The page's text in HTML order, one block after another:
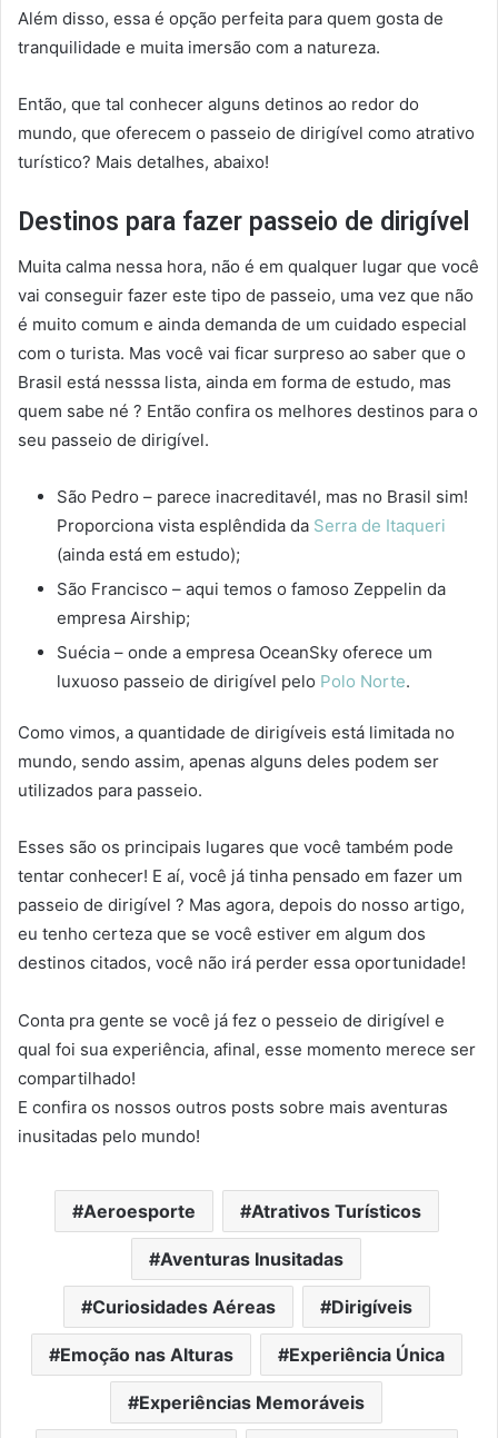
Além disso, essa é opção perfeita para quem gosta de
tranquilidade e muita imersão com a natureza.
Então, que tal conhecer alguns detinos ao redor do
mundo, que oferecem o passeio de dirigível como atrativo
turístico? Mais detalhes, abaixo!
Destinos para fazer passeio de dirigível
Muita calma nessa hora, não é em qualquer lugar que você
vai conseguir fazer este tipo de passeio, uma vez que não
é muito comum e ainda demanda de um cuidado especial
com o turista. Mas você vai ficar surpreso ao saber que o
Brasil está nesssa lista, ainda em forma de estudo, mas
quem sabe né ? Então confira os melhores destinos para o
seu passeio de dirigível.
São Pedro – parece inacreditavél, mas no Brasil sim!
Proporciona vista esplêndida da Serra de Itaqueri
(ainda está em estudo);
São Francisco – aqui temos o famoso Zeppelin da
empresa Airship;
Suécia – onde a empresa OceanSky oferece um
luxuoso passeio de dirigível pelo Polo Norte.
Como vimos, a quantidade de dirigíveis está limitada no
mundo, sendo assim, apenas alguns deles podem ser
utilizados para passeio.
Esses são os principais lugares que você também pode
tentar conhecer! E aí, você já tinha pensado em fazer um
passeio de dirigível ? Mas agora, depois do nosso artigo,
eu tenho certeza que se você estiver em algum dos
destinos citados, você não irá perder essa oportunidade!
Conta pra gente se você já fez o pesseio de dirigível e
qual foi sua experiência, afinal, esse momento merece ser
compartilhado!
E confira os nossos outros posts sobre mais aventuras
inusitadas pelo mundo!
Aeroesporte Atrativos Turísticos
Aventuras Inusitadas
Curiosidades Aéreas Dirigíveis
Emoção nas Alturas Experiência Única
Experiências Memoráveis